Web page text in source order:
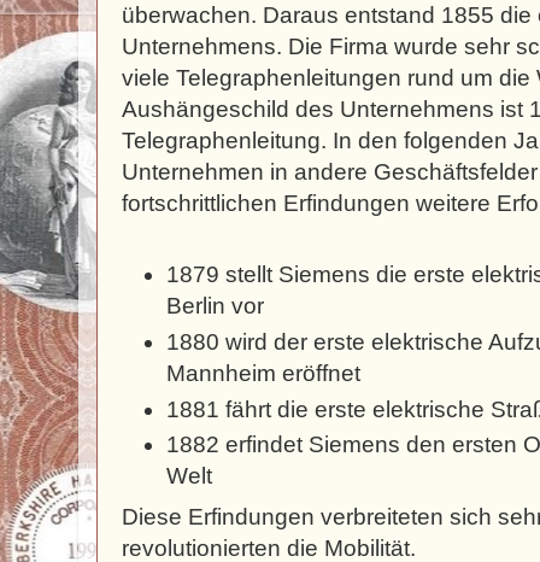
überwachen. Daraus entstand 1855
Unternehmens. Die Firma wurde sehr
viele Telegraphenleitungen rund um die
Aushängeschild des Unternehmens ist
Telegraphenleitung. In den folgenden
Unternehmen in andere
fortschrittlichen Erfindungen weitere
1879 stellt Siemens die erste
Berlin vor
1880 wird der erste elektrische
Mannheim eröffnet
1881 fährt die erste elektrische
1882 erfindet Siemens den ersten
Welt
Diese Erfindungen verbreiteten sich
revolutionierten die Mobilität.